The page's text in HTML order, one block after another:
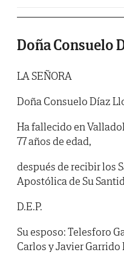
Doña Consuelo
LA SEÑORA
Doña Consuelo Díaz
Ha fallecido en
77 años de edad,
después de recibir los
Apostólica de Su
D.E.P.
Su esposo: Telesforo
Carlos y Javier Garrido